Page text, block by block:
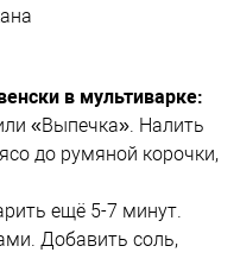
в мультиварке:
«Выпечка». Налить
до румяной корочки,
ещё 5-7 минут.
Добавить соль,